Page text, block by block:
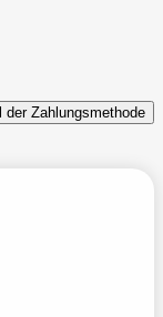
der Zahlungsmethode